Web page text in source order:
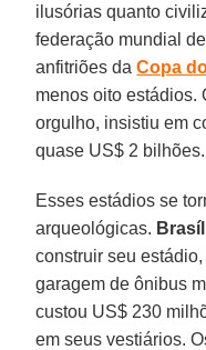
ilusórias quanto
federação mundial
anfitriões daCopa
menos oito estádios.
orgulho, insistiu em
quase US$ 2 bilhões.
Esses estádios se
arqueológicas.
construir seu
garagem de ônibus
custou US$ 230
em seus vestiários.